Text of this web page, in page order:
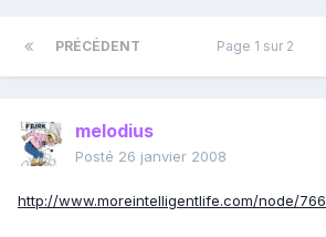
PRÉCÉDENT Page 1 sur 2
melodius
Posté 26 janvier 2008
http://www.moreintelligentlife.com/node/766